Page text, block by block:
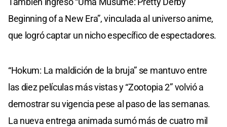
Beginning of a New Era”, vinculada al universo anime,
que logró captar un nicho específico de espectadores.
“Hokum: La maldición de la bruja” se mantuvo entre
las diez películas más vistas y “Zootopia 2” volvió a
demostrar su vigencia pese al paso de las semanas.
La nueva entrega animada sumó más de cuatro mil